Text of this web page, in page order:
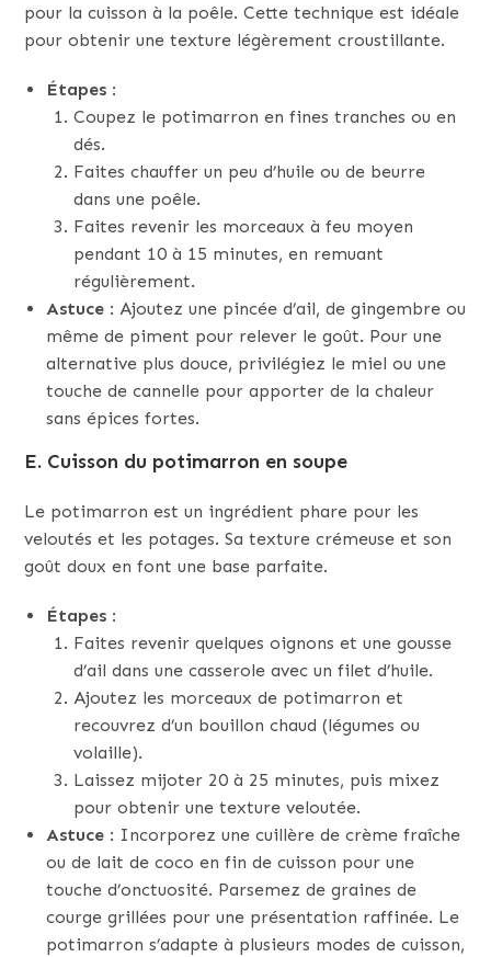
pour la cuisson à la poêle. Cette technique est idéale
pour obtenir une texture légèrement croustillante.
Étapes :
Coupez le potimarron en fines tranches ou en
dés.
Faites chauffer un peu d’huile ou de beurre
dans une poêle.
Faites revenir les morceaux à feu moyen
pendant 10 à 15 minutes, en remuant
régulièrement.
Astuce : Ajoutez une pincée d’ail, de gingembre ou
même de piment pour relever le goût. Pour une
alternative plus douce, privilégiez le miel ou une
touche de cannelle pour apporter de la chaleur
sans épices fortes.
E. Cuisson du potimarron en soupe
Le potimarron est un ingrédient phare pour les
veloutés et les potages. Sa texture crémeuse et son
goût doux en font une base parfaite.
Étapes :
Faites revenir quelques oignons et une gousse
d’ail dans une casserole avec un filet d’huile.
Ajoutez les morceaux de potimarron et
recouvrez d’un bouillon chaud (légumes ou
volaille).
Laissez mijoter 20 à 25 minutes, puis mixez
pour obtenir une texture veloutée.
Astuce : Incorporez une cuillère de crème fraîche
ou de lait de coco en fin de cuisson pour une
touche d’onctuosité. Parsemez de graines de
courge grillées pour une présentation raffinée. Le
potimarron s’adapte à plusieurs modes de cuisson,